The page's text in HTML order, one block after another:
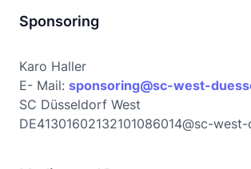
Sponsoring
Karo Haller
E- Mail: sponsoring@sc-west-
SC Düsseldorf West
DE41301602132101086014@sc-